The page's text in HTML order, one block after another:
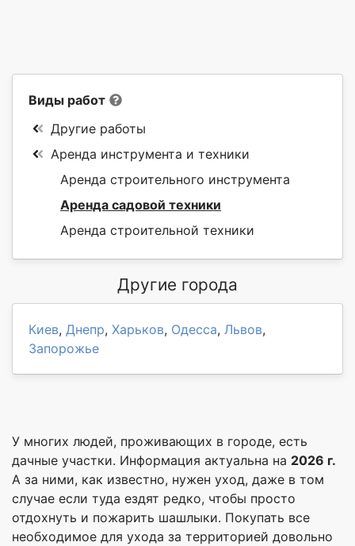
Виды работ
Другие работы
Аренда инструмента и техники
Аренда строительного инструмента
Аренда садовой техники
Аренда строительной техники
Другие города
Киев, Днепр, Харьков, Одесса, Львов,
Запорожье
У многих людей, проживающих в городе, есть
дачные участки. Информация актуальна на 2026 г.
А за ними, как известно, нужен уход, даже в том
случае если туда ездят редко, чтобы просто
отдохнуть и пожарить шашлыки. Покупать все
необходимое для ухода за территорией довольно